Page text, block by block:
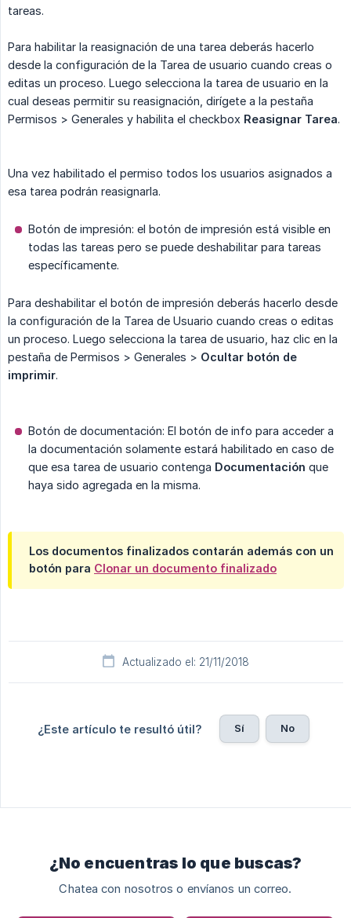
tareas.
Para habilitar la reasignación de una tarea deberás hacerlo
desde la configuración de la Tarea de usuario cuando creas o
editas un proceso. Luego selecciona la tarea de usuario en la
cual deseas permitir su reasignación, dirígete a la pestaña
Permisos > Generales y habilita el checkbox Reasignar Tarea.
Una vez habilitado el permiso todos los usuarios asignados a
esa tarea podrán reasignarla.
Botón de impresión: el botón de impresión está visible en
todas las tareas pero se puede deshabilitar para tareas
específicamente.
Para deshabilitar el botón de impresión deberás hacerlo desde
la configuración de la Tarea de Usuario cuando creas o editas
un proceso. Luego selecciona la tarea de usuario, haz clic en la
pestaña de Permisos > Generales > Ocultar botón de
imprimir.
Botón de documentación: El botón de info para acceder a
la documentación solamente estará habilitado en caso de
que esa tarea de usuario contenga Documentación que
haya sido agregada en la misma.
Los documentos finalizados contarán además con un
botón para Clonar un documento finalizado
Actualizado el: 21/11/2018
¿Este artículo te resultó útil? Sí No
¿No encuentras lo que buscas?
Chatea con nosotros o envíanos un correo.